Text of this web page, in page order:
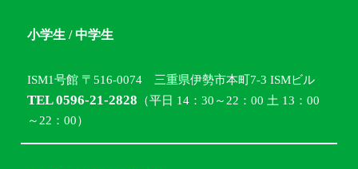
小学生 / 中学生
ISM1号館 〒516-0074 三重県伊勢市本町7-3 ISMビル
TEL 0596-21-2828 （平日 14：30～22：00 土 13：00
～22：00）